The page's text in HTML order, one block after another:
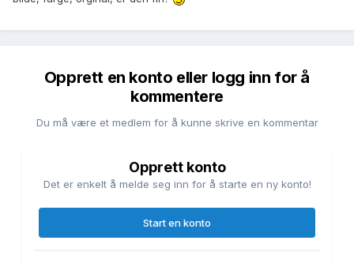
Opprett en konto eller logg inn for å
kommentere
Du må være et medlem for å kunne skrive en kommentar
Opprett konto
Det er enkelt å melde seg inn for å starte en ny konto!
Start en konto